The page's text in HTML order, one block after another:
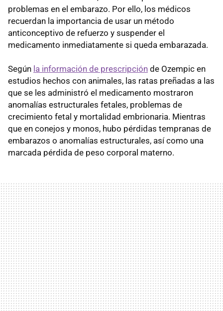
problemas en el embarazo. Por ello, los médicos
recuerdan la importancia de usar un método
anticonceptivo de refuerzo y suspender el
medicamento inmediatamente si queda embarazada.
Según la información de prescripción de Ozempic en
estudios hechos con animales, las ratas preñadas a las
que se les administró el medicamento mostraron
anomalías estructurales fetales, problemas de
crecimiento fetal y mortalidad embrionaria. Mientras
que en conejos y monos, hubo pérdidas tempranas de
embarazos o anomalías estructurales, así como una
marcada pérdida de peso corporal materno.